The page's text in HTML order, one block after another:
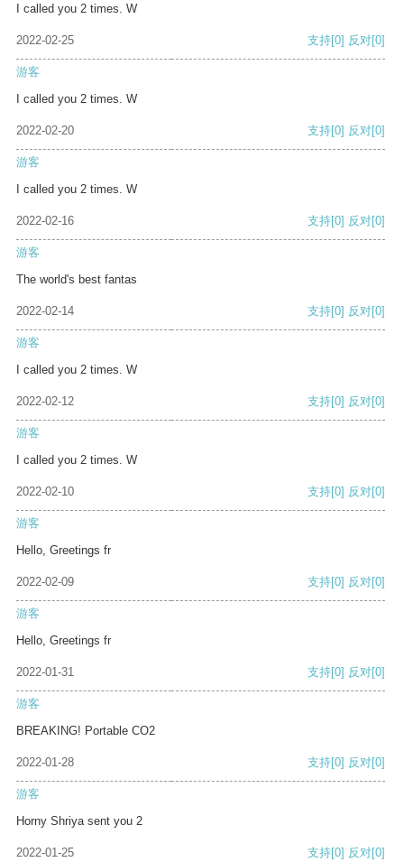
I called you 2 times. W
2022-02-25 支持[0] 反对[0]
游客
I called you 2 times. W
2022-02-20 支持[0] 反对[0]
游客
I called you 2 times. W
2022-02-16 支持[0] 反对[0]
游客
The world's best fantas
2022-02-14 支持[0] 反对[0]
游客
I called you 2 times. W
2022-02-12 支持[0] 反对[0]
游客
I called you 2 times. W
2022-02-10 支持[0] 反对[0]
游客
Hello, Greetings fr
2022-02-09 支持[0] 反对[0]
游客
Hello, Greetings fr
2022-01-31 支持[0] 反对[0]
游客
BREAKING! Portable CO2
2022-01-28 支持[0] 反对[0]
游客
Horny Shriya sent you 2
2022-01-25 支持[0] 反对[0]